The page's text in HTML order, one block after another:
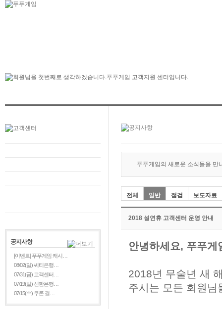
공지사항
[이벤트] 푸푸게임 캐시…
08/02(일) 씨티은행…
07/31(금) 고객센터…
07/19(일) 신한은행…
07/15(수) 쿠콘 결…
푸푸게임의 새로운 소식들을 만
전체 일반 점검 보도자료
2018 설연휴 고객센터 운영 안내
안녕하세요, 푸푸게
2018년 무술년 새
주시는 모든 회원님